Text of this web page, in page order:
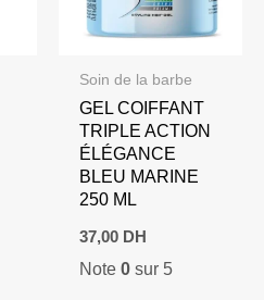
Soin de la barbe
GEL COIFFANT
TRIPLE ACTION
ÉLÉGANCE
BLEU MARINE
250 ML
37,00 DH
Note0 sur 5